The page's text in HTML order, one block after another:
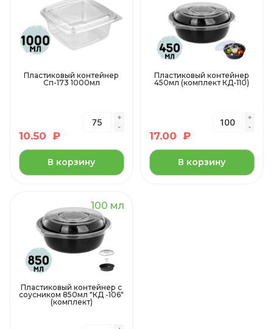
Пластиковый контейнер
Сп-173 1000мл
10.50 ₽
В корзину
Пластиковый контейнер
450мл (комплект КД-110)
17.00 ₽
В корзину
100 мл
Пластиковый контейнер с
соусником 850мл "КД -106"
(комплект)